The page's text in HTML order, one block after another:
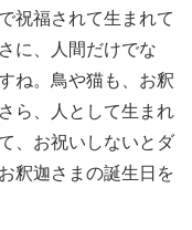
祝福されて生まれて
に、人間だけでな
ね。鳥や猫も、お釈
ら、人として生まれ
、お祝いしないとダ
釈迦さまの誕生日を